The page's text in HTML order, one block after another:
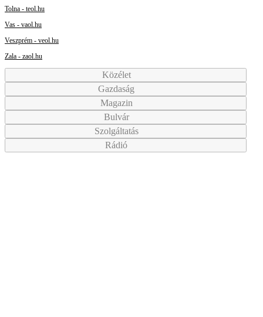
Tolna - teol.hu
Vas - vaol.hu
Veszprém - veol.hu
Zala - zaol.hu
Közélet
Gazdaság
Magazin
Bulvár
Szolgáltatás
Rádió